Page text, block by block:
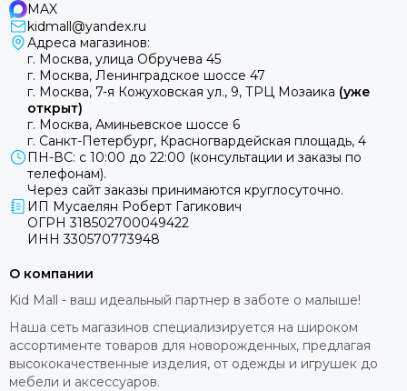
MAX
kidmall@yandex.ru
Адреса магазинов:
г. Москва, улица Обручева 45
г. Москва, Ленинградское шоссе 47
г. Москва, 7-я Кожуховская ул., 9, ТРЦ Мозаика (уже
открыт)
г. Москва, Аминьевское шоссе 6
г. Санкт-Петербург, Красногвардейская площадь, 4
ПН-ВС: с 10:00 до 22:00 (консультации и заказы по
телефонам).
Через сайт заказы принимаются круглосуточно.
ИП Мусаелян Роберт Гагикович
ОГРН 318502700049422
ИНН 330570773948
О компании
Kid Mall - ваш идеальный партнер в заботе о малыше!
Наша сеть магазинов специализируется на широком
ассортименте товаров для новорожденных, предлагая
высококачественные изделия, от одежды и игрушек до
мебели и аксессуаров.